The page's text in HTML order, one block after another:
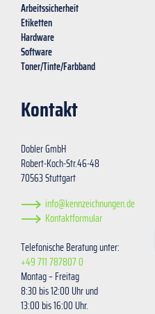
Arbeitssicherheit
Etiketten
Hardware
Software
Toner/Tinte/Farbband
Kontakt
Dobler GmbH
Robert-Koch-Str.46-48
70563 Stuttgart
info@kennzeichnungen.de
Kontaktformular
Telefonische Beratung unter:
+49 711 787807 0
Montag – Freitag
8:30 bis 12:00 Uhr und
13:00 bis 16:00 Uhr.